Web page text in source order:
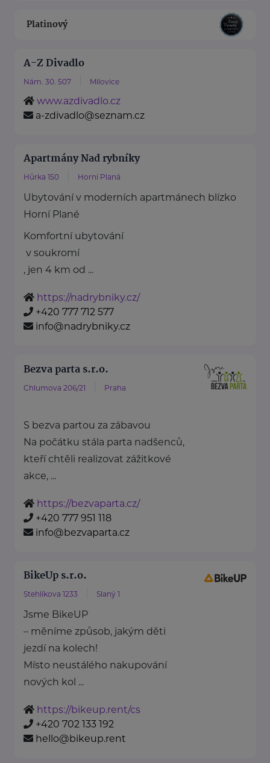
Platinový
A-Z Divadlo
Nám. 30. 507 Milovice
www.azdivadlo.cz
a-zdivadlo@seznam.cz
Apartmány Nad rybníky
Hůrka 150 Horní Planá
Ubytování v moderních apartmánech blízko
Horní Plané
Komfortní ubytování
v soukromí
, jen 4 km od ...
https://nadrybniky.cz/
+420 777 712 577
info@nadrybniky.cz
Bezva parta s.r.o.
Chlumova 206/21 Praha
S bezva partou za zábavou
Na počátku stála parta nadšenců,
kteří chtěli realizovat zážitkové
akce, ...
https://bezvaparta.cz/
+420 777 951 118
info@bezvaparta.cz
BikeUp s.r.o.
Stehlíkova 1233 Slaný 1
Jsme BikeUP
– měníme způsob, jakým děti
jezdí na kolech!
Místo neustálého nakupování
nových kol ...
https://bikeup.rent/cs
+420 702 133 192
hello@bikeup.rent